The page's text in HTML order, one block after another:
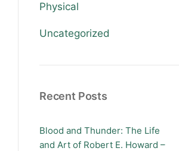
Physical
Uncategorized
Recent Posts
Blood and Thunder: The Life
and Art of Robert E. Howard –